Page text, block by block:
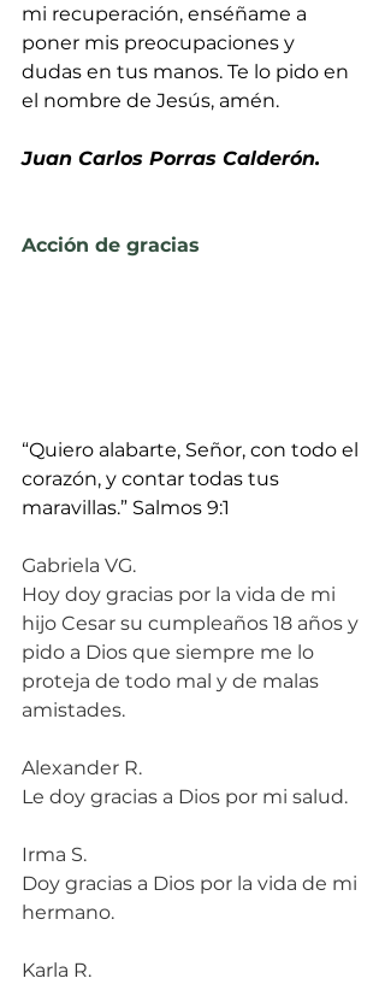
mi recuperación, enséñame a
poner mis preocupaciones y
dudas en tus manos. Te lo pido en
el nombre de Jesús, amén.
Juan Carlos Porras Calderón.
Acción de gracias
“Quiero alabarte, Señor, con todo el
corazón, y contar todas tus
maravillas.” Salmos 9:1
Gabriela VG.
Hoy doy gracias por la vida de mi
hijo Cesar su cumpleaños 18 años y
pido a Dios que siempre me lo
proteja de todo mal y de malas
amistades.
Alexander R.
Le doy gracias a Dios por mi salud.
Irma S.
Doy gracias a Dios por la vida de mi
hermano.
Karla R.